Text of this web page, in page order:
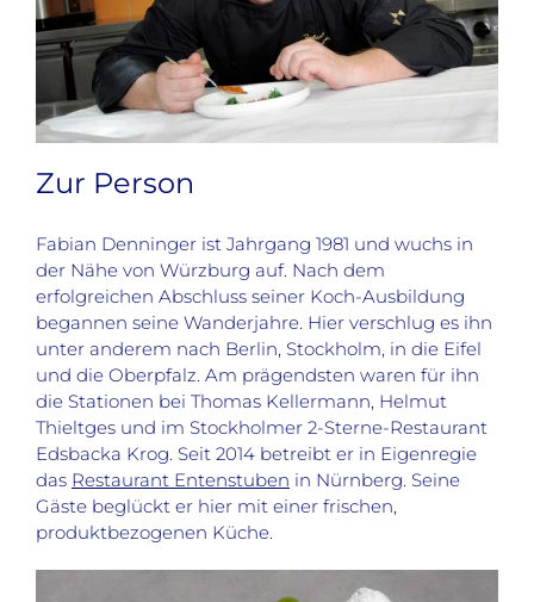
Zur Person
Fabian Denninger ist Jahrgang 1981 und wuchs in
der Nähe von Würzburg auf. Nach dem
erfolgreichen Abschluss seiner Koch-Ausbildung
begannen seine Wanderjahre. Hier verschlug es ihn
unter anderem nach Berlin, Stockholm, in die Eifel
und die Oberpfalz. Am prägendsten waren für ihn
die Stationen bei Thomas Kellermann, Helmut
Thieltges und im Stockholmer 2-Sterne-Restaurant
Edsbacka Krog. Seit 2014 betreibt er in Eigenregie
das Restaurant Entenstuben in Nürnberg. Seine
Gäste beglückt er hier mit einer frischen,
produktbezogenen Küche.